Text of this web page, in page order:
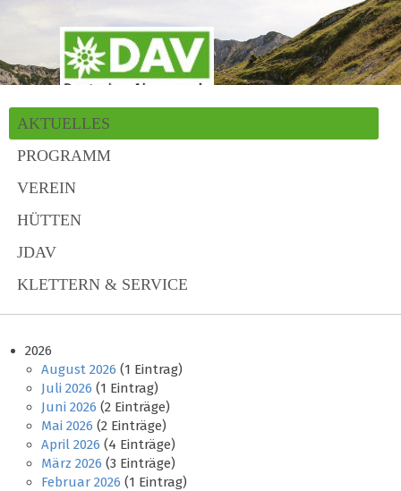
AKTUELLES
PROGRAMM
VEREIN
HÜTTEN
JDAV
KLETTERN & SERVICE
2026
August 2026 (1 Eintrag)
Juli 2026 (1 Eintrag)
Juni 2026 (2 Einträge)
Mai 2026 (2 Einträge)
April 2026 (4 Einträge)
März 2026 (3 Einträge)
Februar 2026 (1 Eintrag)